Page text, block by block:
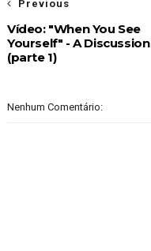
Previous
Vídeo: "When You See
Yourself" - A Discussion
(parte 1)
Nenhum Comentário: